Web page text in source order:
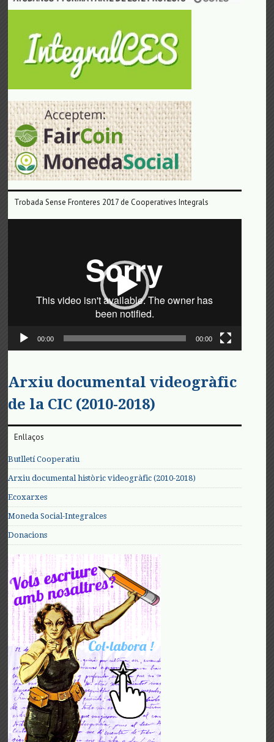
Trobada Sense Fronteres 2017 de Cooperatives Integrals
00:00 00:00
Arxiu documental videogràfic
de la CIC (2010-2018)
Enllaços
Butlletí Cooperatiu
Arxiu documental històric videogràfic (2010-2018)
Ecoxarxes
Moneda Social-Integralces
Donacions